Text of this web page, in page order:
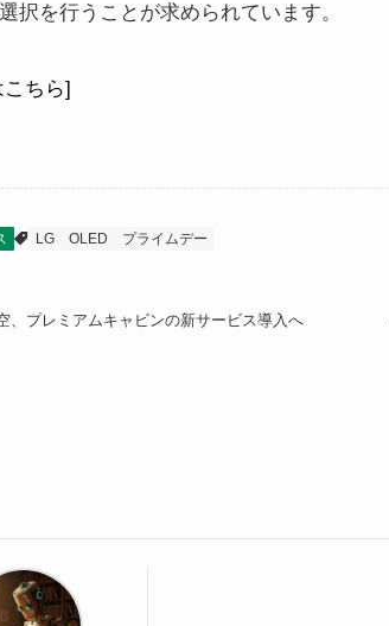
択を行うことが求められています。
ちら]
LG OLED プライムデー
、プレミアムキャビンの新サービス導入へ